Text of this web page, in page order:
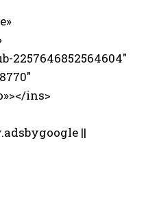
2257646852564604″
ins>
||